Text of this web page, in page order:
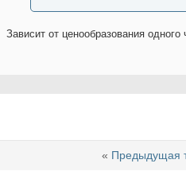
Зависит от ценообразования
« Предыдущая